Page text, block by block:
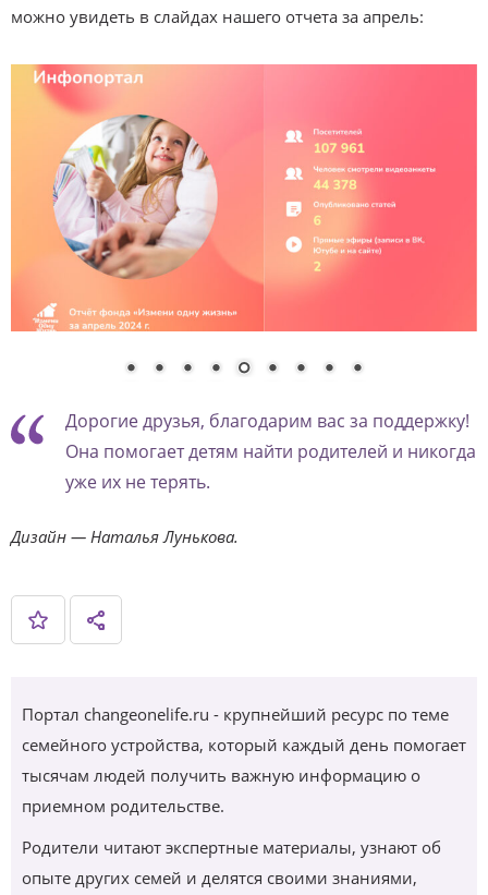
можно увидеть в слайдах нашего отчета за апрель:
Дорогие друзья, благодарим вас за поддержку!
Она помогает детям найти родителей и никогда
уже их не терять.
Дизайн — Наталья Лунькова.
Портал changeonelife.ru - крупнейший ресурс по теме
семейного устройства, который каждый день помогает
тысячам людей получить важную информацию о
приемном родительстве.
Родители читают экспертные материалы, узнают об
опыте других семей и делятся своими знаниями,